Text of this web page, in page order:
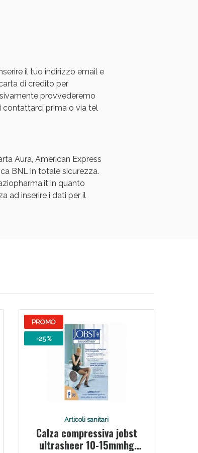
il tuo indirizzo email e
di credito per
provvederemo
contattarci prima o via tel
Aura, American Express
BNL in totale sicurezza.
in quanto
ad inserire i dati per il
PROMO
-25 %
Articoli sanitari
Calza compressiva jobst
ultrasheer 10-15mmhg